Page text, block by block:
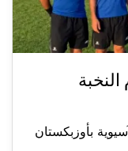
بأوزبكستان